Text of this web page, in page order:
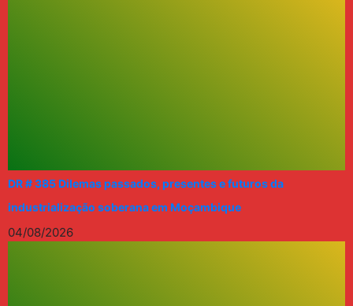
DR # 385 Dilemas passados, presentes e futuros da
industrialização soberana em Moçambique
04/08/2026